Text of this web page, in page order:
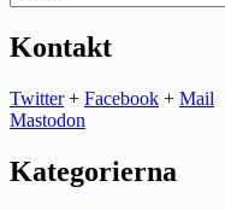
efter:
Kontakt
Twitter+ Facebook + Mail
Mastodon
Kategorierna